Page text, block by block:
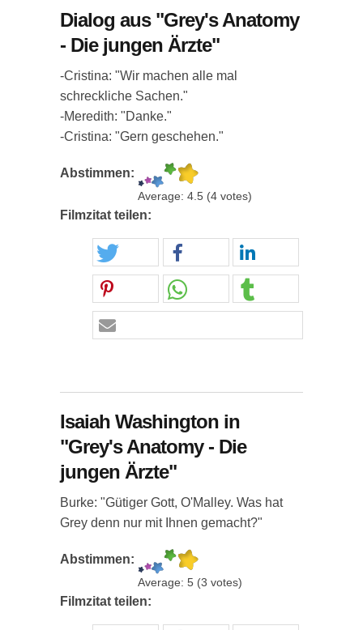
Dialog aus "Grey's Anatomy
- Die jungen Ärzte"
-Cristina: "Wir machen alle mal
schreckliche Sachen."
-Meredith: "Danke."
-Cristina: "Gern geschehen."
Abstimmen:
Average: 4.5 (4 votes)
Filmzitat teilen:
Isaiah Washington in
"Grey's Anatomy - Die
jungen Ärzte"
Burke: "Gütiger Gott, O'Malley. Was hat
Grey denn nur mit Ihnen gemacht?"
Abstimmen:
Average: 5 (3 votes)
Filmzitat teilen: